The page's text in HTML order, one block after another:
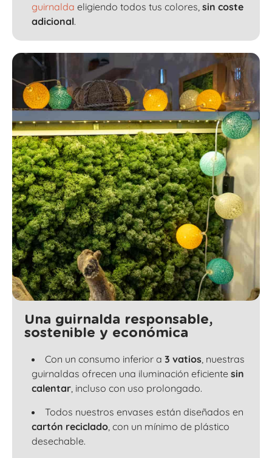
guirnalda eligiendo todos tus colores, sin coste
adicional.
Una guirnalda responsable,
sostenible y económica
Con un consumo inferior a 3 vatios, nuestras
guirnaldas ofrecen una iluminación eficiente sin
calentar, incluso con uso prolongado.
Todos nuestros envases están diseñados en
cartón reciclado, con un mínimo de plástico
desechable.